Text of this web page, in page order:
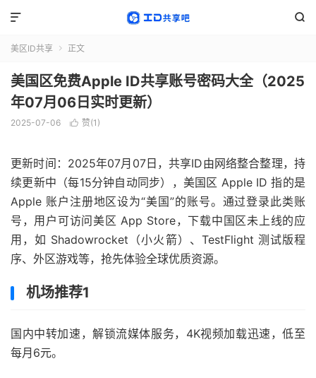


美区ID共享  正文
美国区免费Apple ID共享账号密码大全（2025
年07月06日实时更新）
2025-07-06  赞(1 )
更新时间：2025年07月07日，共享ID由网络整合整理，持
续更新中（每15分钟自动同步），美国区 Apple ID 指的是
Apple 账户注册地区设为“美国”的账号。通过登录此类账
号，用户可访问美区 App Store，下载中国区未上线的应
用，如 Shadowrocket（小火箭）、TestFlight 测试版程
序、外区游戏等，抢先体验全球优质资源。
机场推荐1
国内中转加速，解锁流媒体服务，4K视频加载迅速，低至
每月6元。